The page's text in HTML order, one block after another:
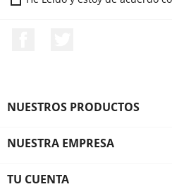
NUESTROS PRODUCTOS
NUESTRA EMPRESA
TU CUENTA